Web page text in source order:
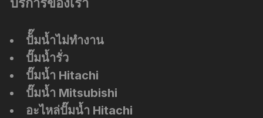
ปัั๊มน้ำไม่ทำงาน
ปั๊มน้ำรั่ว
ปั๊มน้ำ Hitachi
ปั๊มน้ำ Mitsubishi
อะไหล่ปั๊มน้ำ Hitachi